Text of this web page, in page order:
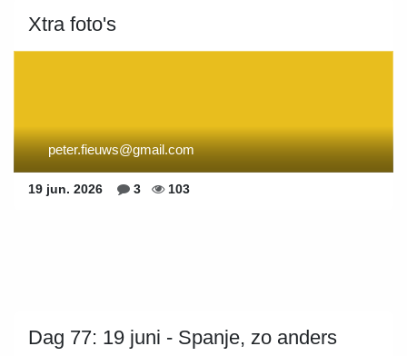
Xtra foto's
peter.fieuws@gmail.com
19 jun. 2026 3 103
Dag 77: 19 juni - Spanje, zo anders